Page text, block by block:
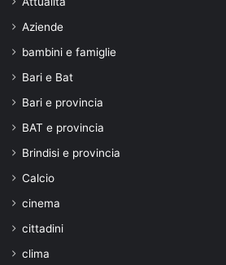
Aziende
bambini e famiglie
Bari e Bat
Bari e provincia
BAT e provincia
Brindisi e provincia
Calcio
cinema
cittadini
clima